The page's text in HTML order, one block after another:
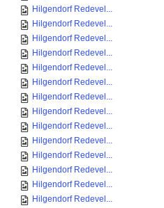
Hilgendorf Redevel...
Hilgendorf Redevel...
Hilgendorf Redevel...
Hilgendorf Redevel...
Hilgendorf Redevel...
Hilgendorf Redevel...
Hilgendorf Redevel...
Hilgendorf Redevel...
Hilgendorf Redevel...
Hilgendorf Redevel...
Hilgendorf Redevel...
Hilgendorf Redevel...
Hilgendorf Redevel...
Hilgendorf Redevel...